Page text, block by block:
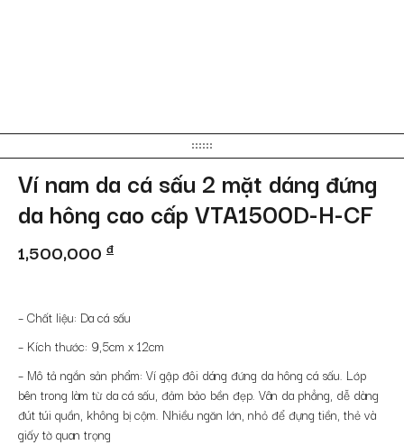
Ví nam da cá sấu 2 mặt dáng đứng
da hông cao cấp VTA1500D-H-CF
1,500,000 đ
– Chất liệu: Da cá sấu
– Kích thước: 9,5cm x 12cm
– Mô tả ngắn sản phẩm: Ví gập đôi dáng đứng da hông cá sấu. Lớp
bên trong làm từ da cá sấu, đảm bảo bền đẹp. Vân da phẳng, dễ dàng
đút túi quần, không bị cộm. Nhiều ngăn lớn, nhỏ để đựng tiền, thẻ và
giấy tờ quan trọng